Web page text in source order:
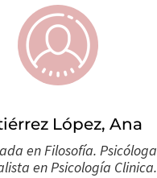
López, Ana
en Filosofía. Psicóloga
en Psicología Clinica.